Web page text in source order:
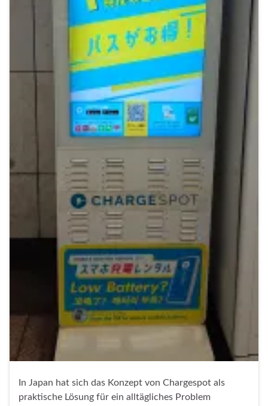
In Japan hat sich das Konzept von Chargespot als
praktische Lösung für ein alltägliches Problem